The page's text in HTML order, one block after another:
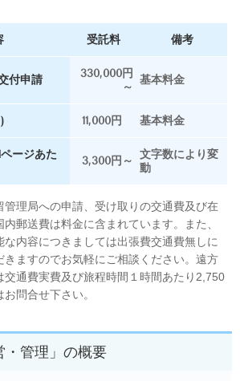
受託料 備考
付申請
330,000円
～
基本料金
11,000円 基本料金
ージあた
3,300円～ 文字数により変
動
理局への申請、受け取りの交通費及び在
郵送費は料金に含まれています。また、
な内容につきましては出張費交通費無しに
きますのでお気軽にご相談ください。遠方
交通費実費及び旅程時間１時間あたり2,750
問合せ下さい。
・管理」の概要